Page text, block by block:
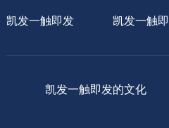
凯发一触即发 凯发一触
凯发一触即发的文化